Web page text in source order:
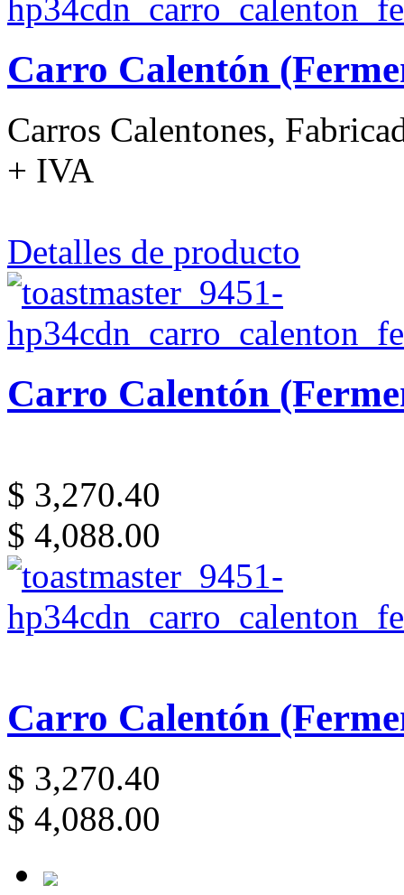
Carro Calentón
Carros Calentones,
+ IVA
Detalles de producto
Carro Calentón
$ 3,270.40
$ 4,088.00
Carro Calentón
$ 3,270.40
$ 4,088.00